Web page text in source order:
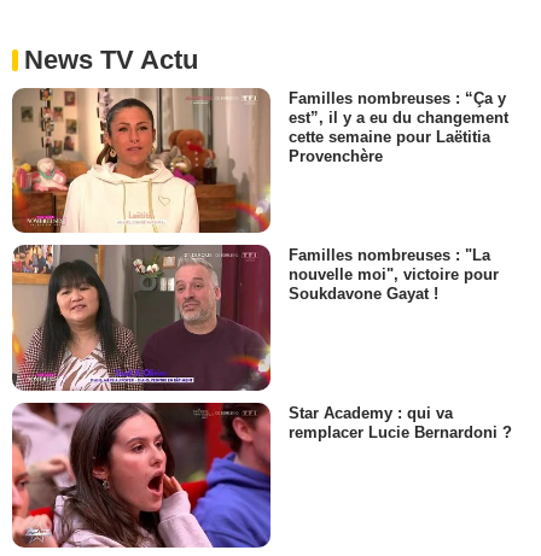
News TV Actu
Familles nombreuses : “Ça y
est”, il y a eu du changement
cette semaine pour Laëtitia
Provenchère
Familles nombreuses : "La
nouvelle moi", victoire pour
Soukdavone Gayat !
Star Academy : qui va
remplacer Lucie Bernardoni ?